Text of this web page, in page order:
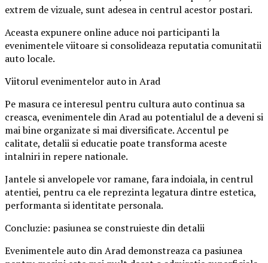
extrem de vizuale, sunt adesea in centrul acestor postari.
Aceasta expunere online aduce noi participanti la
evenimentele viitoare si consolideaza reputatia comunitatii
auto locale.
Viitorul evenimentelor auto in Arad
Pe masura ce interesul pentru cultura auto continua sa
creasca, evenimentele din Arad au potentialul de a deveni si
mai bine organizate si mai diversificate. Accentul pe
calitate, detalii si educatie poate transforma aceste
intalniri in repere nationale.
Jantele si anvelopele vor ramane, fara indoiala, in centrul
atentiei, pentru ca ele reprezinta legatura dintre estetica,
performanta si identitate personala.
Concluzie: pasiunea se construieste din detalii
Evenimentele auto din Arad demonstreaza ca pasiunea